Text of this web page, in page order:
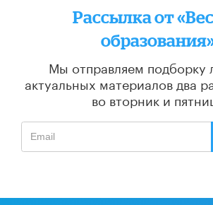
Рассылка от
Мы отправляем подборку
актуальных материалов два
во вторник и